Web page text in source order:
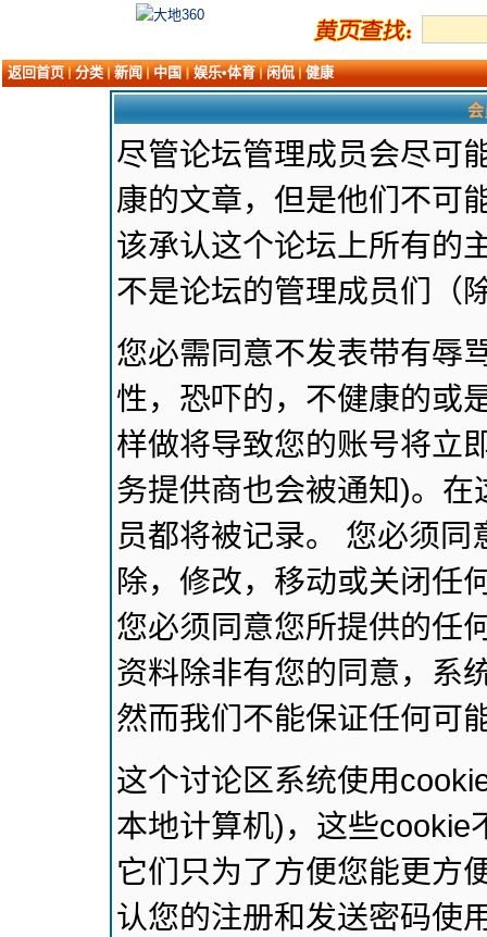
返回首页 分类 新闻 中国 娱乐•体育 闲侃 健康
会
尽管论坛管理成员会尽可
康的文章，但是他们不可
该承认这个论坛上所有的
不是论坛的管理成员们（
您必需同意不发表带有辱
性，恐吓的，不健康的或
样做将导致您的账号将立
务提供商也会被通知)。
员都将被记录。 您必须
除，修改，移动或关闭任
您必须同意您所提供的任
资料除非有您的同意，系
然而我们不能保证任何可
这个讨论区系统使用
本地计算机)，这些cookie
它们只为了方便您能更方
认您的注册和发送密码使